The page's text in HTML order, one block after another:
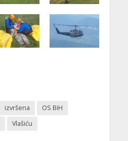
izvršena
OS BiH
Vlašiću